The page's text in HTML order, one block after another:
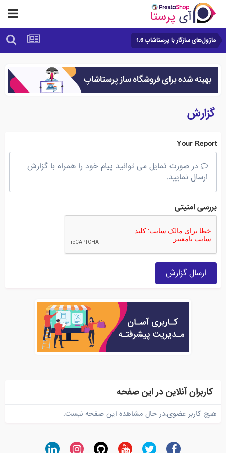
ماژول‌های سازگار با پرستاشاپ 1.6
گزارش
Your Report
در صورت تمایل می توانید پیام خود را همراه با گزارش
ارسال نمایید.
بررسی امنیتی
ارسال گزارش
کاربران آنلاین در این صفحه
هیچ کاربر عضوی،در حال مشاهده این صفحه نیست.